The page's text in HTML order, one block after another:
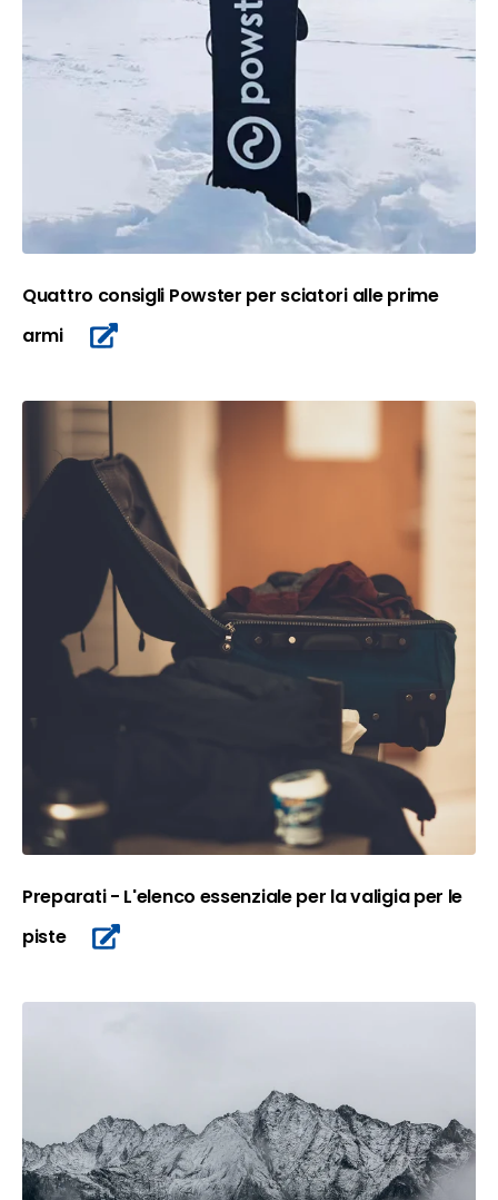
Quattro consigli Powster per sciatori alle prime
armi
Preparati - L'elenco essenziale per la valigia per le
piste